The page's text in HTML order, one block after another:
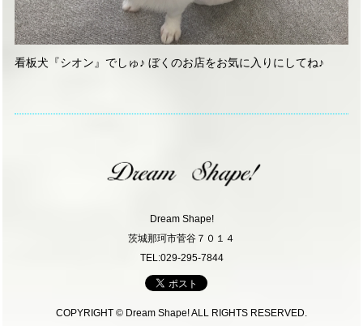
看板犬『シオン』でしゅ♪ ぼくのお店をお気に入りにしてね♪
Dream Shape!
茨城那珂市菅谷７０１４
TEL:029-295-7844
COPYRIGHT © Dream Shape! ALL RIGHTS RESERVED.